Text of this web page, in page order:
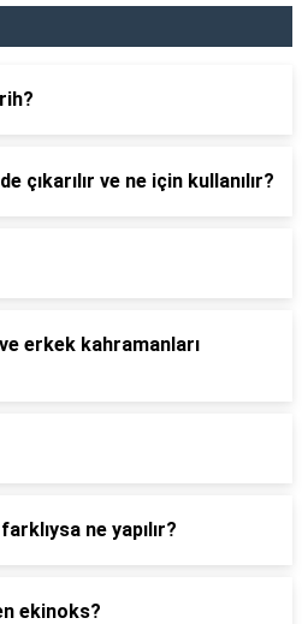
çıkarılır ve ne için kullanılır?
erkek kahramanları
ne yapılır?
ekinoks?